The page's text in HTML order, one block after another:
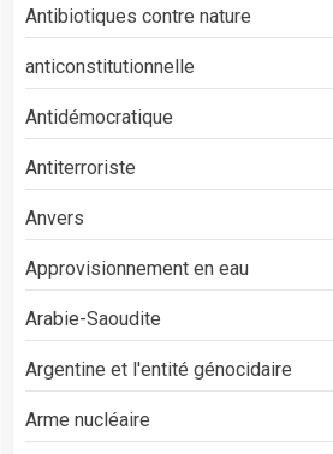
Antibiotiques contre nature
anticonstitutionnelle
Antidémocratique
Antiterroriste
Anvers
Approvisionnement en eau
Arabie-Saoudite
Argentine et l'entité génocidaire
Arme nucléaire